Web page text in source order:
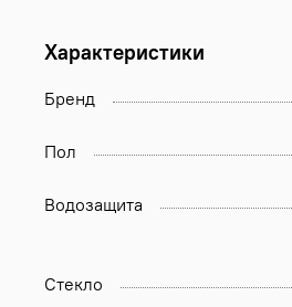
Характеристики
Бренд
Пол
Водозащита
Стекло